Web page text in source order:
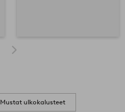
Mustat ulkokalusteet